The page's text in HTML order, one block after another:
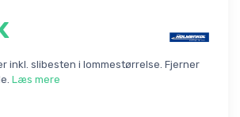
inkl. slibesten i lommestørrelse. Fjerner
Læs mere